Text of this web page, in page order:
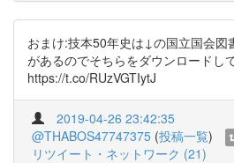
おまけ:技本50年史は↓の国立国会図
があるのでそちらをダウンロードし
https://t.co/RUzVGTIytJ
2019-04-26 23:42:35
@THABOS47747375 (投稿一覧)
リツイート・ネットワーク (21)